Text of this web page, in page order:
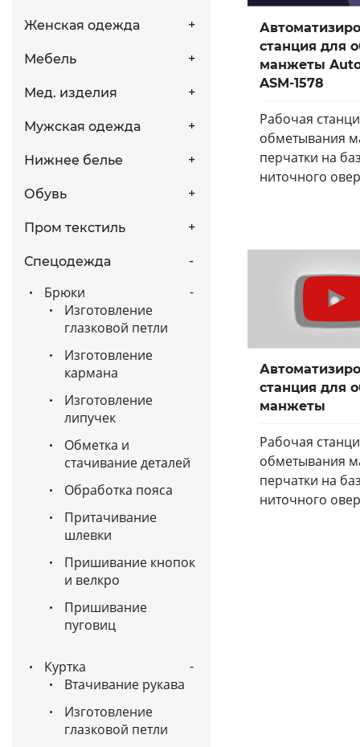
Женская одежда
Мебель
Мед. изделия
Мужская одежда
Нижнее белье
Обувь
Пром текстиль
Спецодежда
Брюки
Изготовление
глазковой петли
Изготовление
кармана
Изготовление
липучек
Обметка и
стачивание деталей
Обработка пояса
Притачивание
шлевки
Пришивание кнопок
и велкро
Пришивание
пуговиц
Куртка
Втачивание рукава
Изготовление
глазковой петли
станция для
манжеты
ASM-1578
Рабочая
обметывания
перчатки на
ниточного
станция для
манжеты
Рабочая
обметывания
перчатки на
ниточного